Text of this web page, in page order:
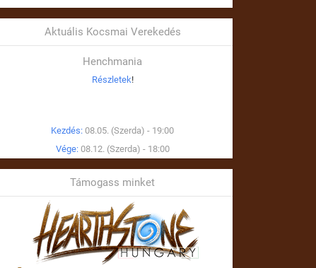
Aktuális Kocsmai Verekedés
Henchmania
Részletek!
Kezdés: 08.05. (Szerda) - 19:00
Vége: 08.12. (Szerda) - 18:00
Támogass minket